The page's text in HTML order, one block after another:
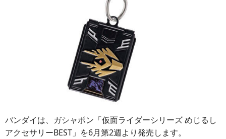
バンダイは、ガシャポン「仮面ライダーシリーズ めじるし
アクセサリーBEST」を6月第2週より発売します。